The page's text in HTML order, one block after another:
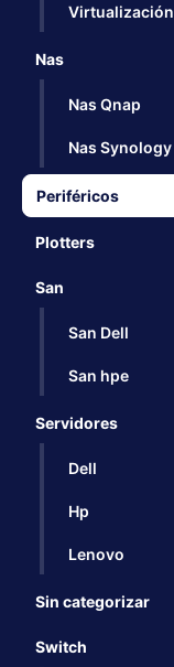
Virtualización
Nas
Nas Qnap
Nas Synology
Periféricos
Plotters
San
San Dell
San hpe
Servidores
Dell
Hp
Lenovo
Sin categorizar
Switch